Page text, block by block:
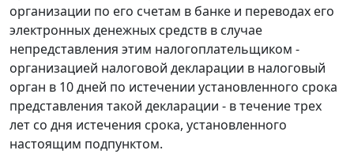
организации по его счетам в банке и переводах его
электронных денежных средств в случае
непредставления этим налогоплательщиком -
организацией налоговой декларации в налоговый
орган в 10 дней по истечении установленного срока
представления такой декларации - в течение трех
лет со дня истечения срока, установленного
настоящим подпунктом.